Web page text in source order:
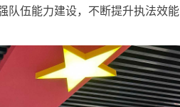
伍能力建设，不断提升执法效